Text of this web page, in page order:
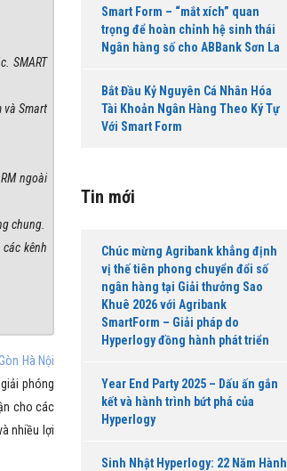
SMART
và Smart
ngoài
chung.
kênh
Hà Nội
phóng
cho các
nhiều lợi
Smart Form – “mắt xích” quan
trọng để hoàn chỉnh hệ sinh thái
Ngân hàng số cho ABBank Sơn La
Bắt Đầu Kỷ Nguyên Cá Nhân Hóa
Tài Khoản Ngân Hàng Theo Ký Tự
Với Smart Form
Tin mới
Chúc mừng Agribank khẳng định
vị thế tiên phong chuyển đổi số
ngân hàng tại Giải thưởng Sao
Khuê 2026 với Agribank
SmartForm – Giải pháp do
Hyperlogy đồng hành phát triển
Year End Party 2025 – Dấu ấn gắn
kết và hành trình bứt phá của
Hyperlogy
Sinh Nhật Hyperlogy: 22 Năm Hành